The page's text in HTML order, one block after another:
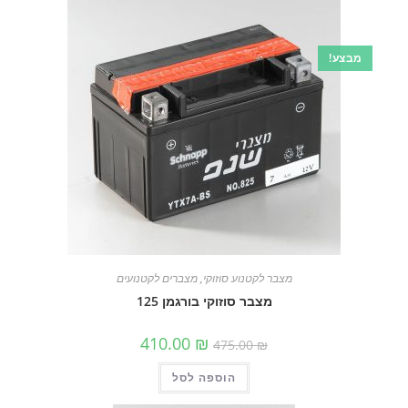
מבצע!
מצבר לקטנוע סוזוקי,מצברים לקטנועים
מצבר סוזוקי בורגמן 125
475.00₪ המחיר
המקורי
היה:
475.00 ₪.
410.00 ₪ הנוכחי
הוספה לסל